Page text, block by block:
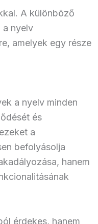
A különböző
a nyelv
amelyek egy része
a nyelv minden
és
a
befolyásolja
hanem
érdekes, hanem